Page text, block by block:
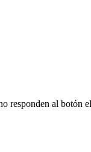
responden al botón